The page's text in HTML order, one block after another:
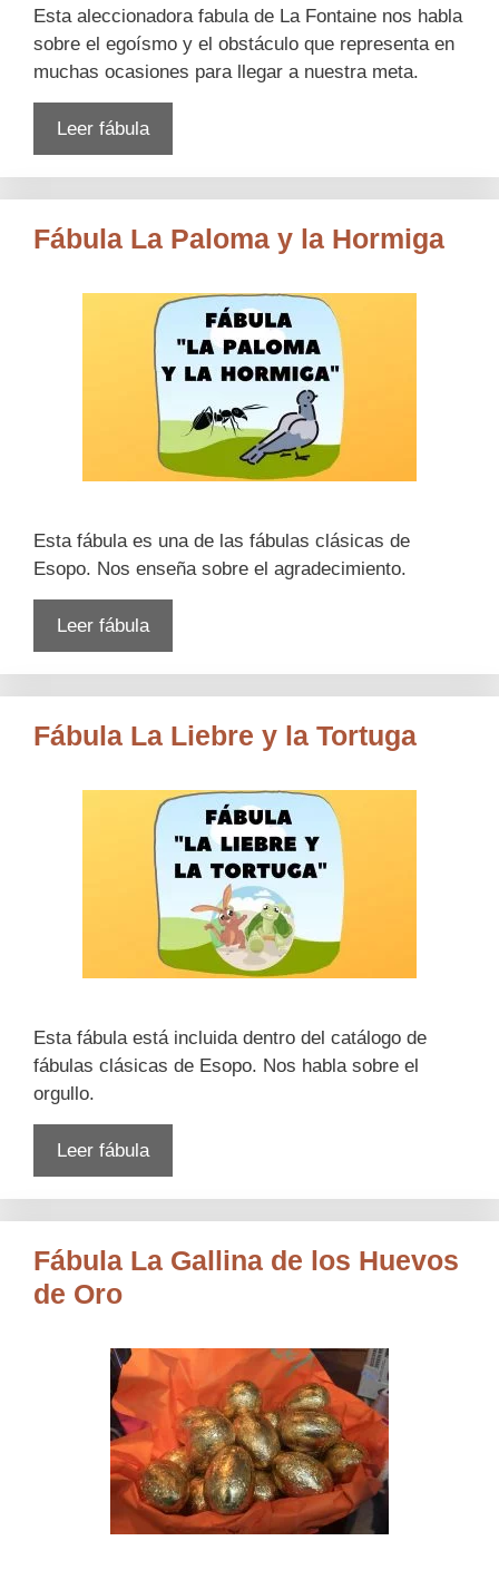
Esta aleccionadora fabula de La Fontaine nos habla
sobre el egoísmo y el obstáculo que representa en
muchas ocasiones para llegar a nuestra meta.
Leer fábula
Fábula La Paloma y la Hormiga
Esta fábula es una de las fábulas clásicas de
Esopo. Nos enseña sobre el agradecimiento.
Leer fábula
Fábula La Liebre y la Tortuga
Esta fábula está incluida dentro del catálogo de
fábulas clásicas de Esopo. Nos habla sobre el
orgullo.
Leer fábula
Fábula La Gallina de los Huevos
de Oro